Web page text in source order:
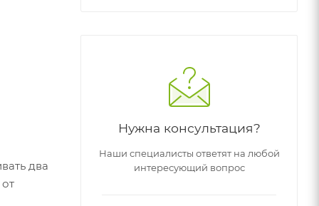
два
Нужна консультация?
Наши специалисты ответят на любой
интересующий вопрос